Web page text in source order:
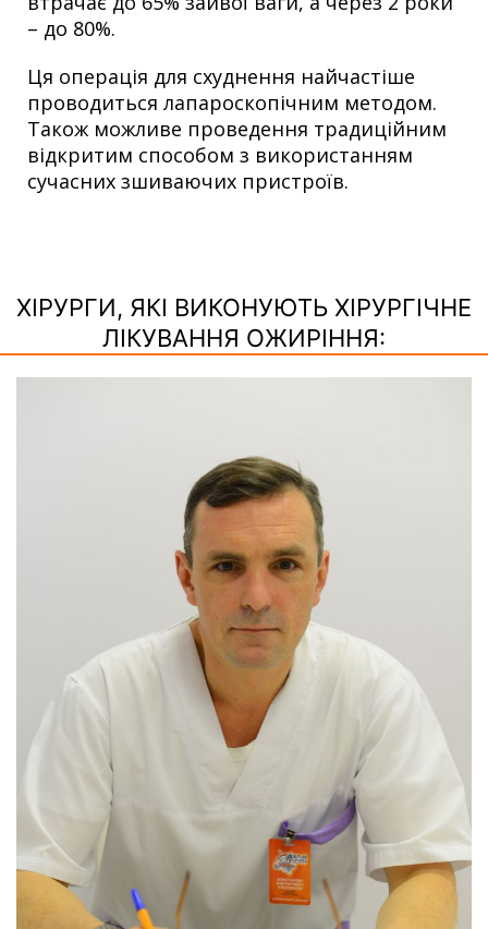
– до 80%.
Ця операція для схуднення найчастіше
проводиться лапароскопічним методом.
Також можливе проведення традиційним
відкритим способом з використанням
сучасних зшиваючих пристроїв.
ХІРУРГИ, ЯКІ ВИКОНУЮТЬ ХІРУРГІЧНЕ
ЛІКУВАННЯ ОЖИРІННЯ: